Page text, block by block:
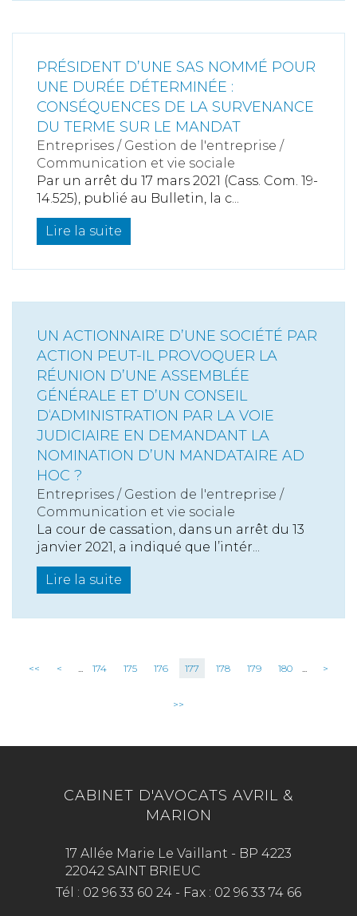
PRÉSIDENT D’UNE SAS NOMMÉ POUR
UNE DURÉE DÉTERMINÉE :
CONSÉQUENCES DE LA SURVENANCE
DU TERME SUR LE MANDAT
Entreprises / Gestion de l'entreprise /
Communication et vie sociale
Par un arrêt du 17 mars 2021 (Cass. Com. 19-
14.525), publié au Bulletin, la c...
Lire la suite
UN ACTIONNAIRE D’UNE SOCIÉTÉ PAR
ACTION PEUT-IL PROVOQUER LA
RÉUNION D’UNE ASSEMBLÉE
GÉNÉRALE ET D’UN CONSEIL
D‘ADMINISTRATION PAR LA VOIE
JUDICIAIRE EN DEMANDANT LA
NOMINATION D’UN MANDATAIRE AD
HOC ?
Entreprises / Gestion de l'entreprise /
Communication et vie sociale
La cour de cassation, dans un arrêt du 13
janvier 2021, a indiqué que l’intér...
Lire la suite
<< < ... 174 175 176 177 178 179 180 ... >
>>
CABINET D'AVOCATS AVRIL &
MARION
17 Allée Marie Le Vaillant - BP 4223
22042 SAINT BRIEUC
Tél : 02 96 33 60 24 - Fax : 02 96 33 74 66